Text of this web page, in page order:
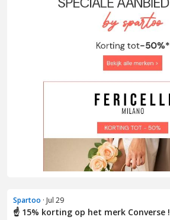
Spartoo · Jul 29
☝ 15% korting op het merk Converse !